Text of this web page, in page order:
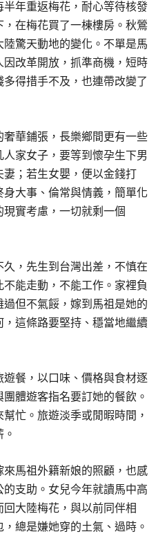
半年重返梅花，耐心等待核發
在梅花買了一棟樓房。秋鶯
驚天動地的變化。不單是馬
改革開放，抓準商機，短時
得措手不及，也連帶改變了
華鋪張，長樂鄉間更有一些
家女子，要等到懷孕生下男
；若生女嬰，便以金錢打
大事、倫常與情義，簡單化
實考慮，一切就剩一個
久，先生到台灣出差，不慎在
能走動，不能工作。家裡負
但不氣餒，嫁到馬祖是她的
這條路要堅持、穩當地繼續
餐，以口味、價格與食材逐
體遊客指名要訂她的餐飲。
忙。旅遊淡季或閒暇時間，
馬祖外籍新娘的照顧，也感
支助。女兒今年就讀馬中高
大陸梅花，與以前同伴相
總是嫌她穿的土氣、過時。